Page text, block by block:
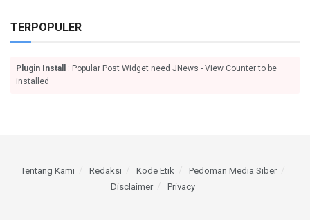
TERPOPULER
Plugin Install
: Popular Post Widget need JNews - View Counter to be
installed
Tentang Kami Redaksi Kode Etik
Pedoman Media Siber
Disclaimer
Privacy